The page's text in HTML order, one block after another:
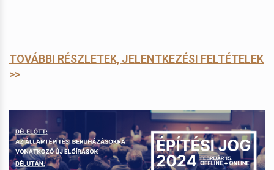
TOVÁBBI RÉSZLETEK, JELENTKEZÉSI FELTÉTELEK
>>